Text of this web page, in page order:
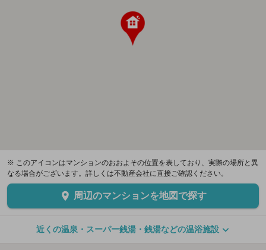
※ このアイコンはマンションのおおよその位置を表しており、実際の場所と異
なる場合がございます。詳しくは不動産会社に直接ご確認ください。
周辺のマンションを地図で探す
近くの温泉・スーパー銭湯・銭湯などの温浴施設